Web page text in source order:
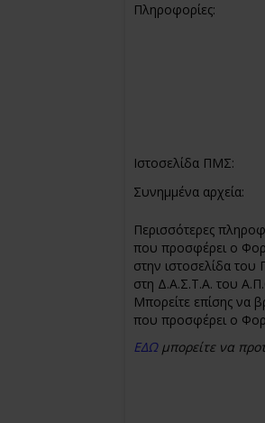
Πληροφορίες:
Ιστοσελίδα ΠΜΣ:
Συνημμένα αρχεία:
Περισσότερες
που προσφέρει ο
στην ιστοσελίδα του
στη Δ.Α.Σ.Τ.Α. του
Μπορείτε επίσης να
που προσφέρει ο
ΕΔΩμπορείτε να